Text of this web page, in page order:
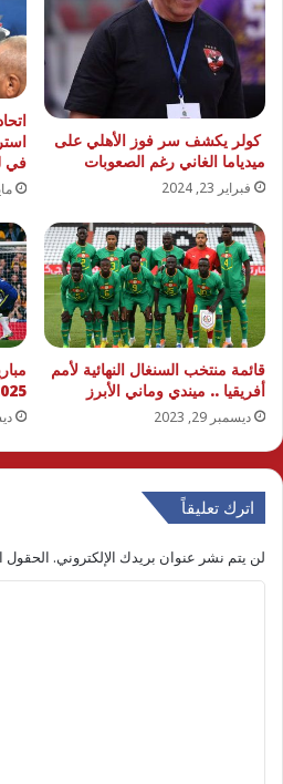
كولر يكشف سر فوز الأهلي على
ميدياما الغاني رغم الصعوبات
فبراير 23, 2024
في
مايو
قائمة منتخب السنغال النهائية لأمم
أفريقيا .. ميندي وماني الأبرز
ديسمبر 29, 2023
2025 .. والقنوات
اترك تعليقاً
لن يتم نشر عنوان بريدك الإلكتروني. الحقول